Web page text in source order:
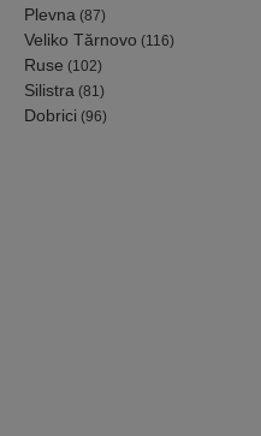
Plevna (87)
Veliko Tărnovo (116)
Ruse (102)
Silistra (81)
Dobrici (96)